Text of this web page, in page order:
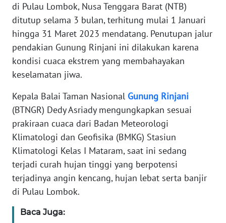
di Pulau Lombok, Nusa Tenggara Barat (NTB)
ditutup selama 3 bulan, terhitung mulai 1 Januari
hingga 31 Maret 2023 mendatang. Penutupan jalur
pendakian Gunung Rinjani ini dilakukan karena
kondisi cuaca ekstrem yang membahayakan
keselamatan jiwa.
Kepala Balai Taman Nasional Gunung Rinjani
(BTNGR) Dedy Asriady mengungkapkan sesuai
prakiraan cuaca dari Badan Meteorologi
Klimatologi dan Geofisika (BMKG) Stasiun
Klimatologi Kelas I Mataram, saat ini sedang
terjadi curah hujan tinggi yang berpotensi
terjadinya angin kencang, hujan lebat serta banjir
di Pulau Lombok.
Baca Juga:
EDITORIAL
Informasi
BERITA
KONTAK
KAMI
INFO
IKLAN
TENTANG
KAMI
PEDOMAN